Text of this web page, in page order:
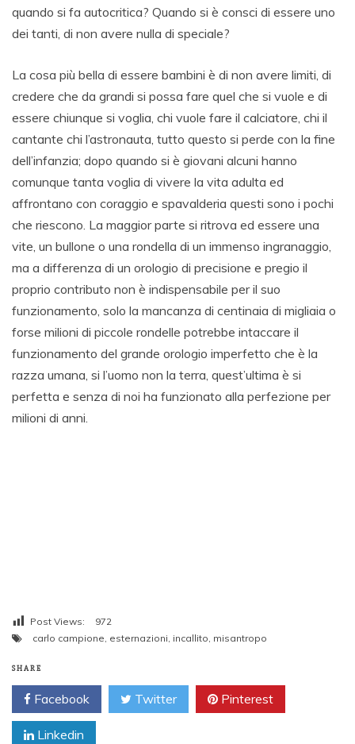
quando si fa autocritica? Quando si è consci di essere uno
dei tanti, di non avere nulla di speciale?
La cosa più bella di essere bambini è di non avere limiti, di
credere che da grandi si possa fare quel che si vuole e di
essere chiunque si voglia, chi vuole fare il calciatore, chi il
cantante chi l’astronauta, tutto questo si perde con la fine
dell’infanzia; dopo quando si è giovani alcuni hanno
comunque tanta voglia di vivere la vita adulta ed
affrontano con coraggio e spavalderia questi sono i pochi
che riescono. La maggior parte si ritrova ed essere una
vite, un bullone o una rondella di un immenso ingranaggio,
ma a differenza di un orologio di precisione e pregio il
proprio contributo non è indispensabile per il suo
funzionamento, solo la mancanza di centinaia di migliaia o
forse milioni di piccole rondelle potrebbe intaccare il
funzionamento del grande orologio imperfetto che è la
razza umana, si l’uomo non la terra, quest’ultima è si
perfetta e senza di noi ha funzionato alla perfezione per
milioni di anni.
Post Views:
972
carlo campione, esternazioni, incallito, misantropo
SHARE
Facebook Twitter Pinterest
Linkedin